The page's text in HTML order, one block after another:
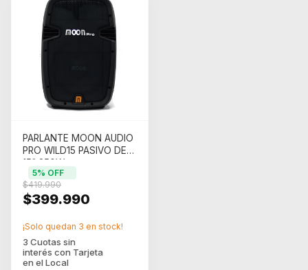
PARLANTE MOON AUDIO
PRO WILD15 PASIVO DE
15" 250W
$399.990
$419.990
5% OFF
¡Solo quedan 3 en stock!